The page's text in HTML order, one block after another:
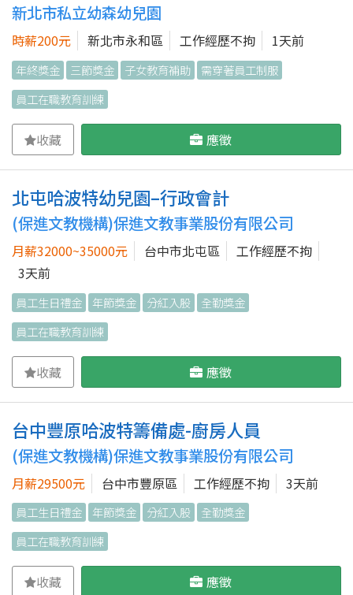
新北市私立幼森幼兒園
時薪200元 新北市永和區 工作經歷不拘 1天前
年終獎金 三節獎金 子女教育補助
需穿著員工制服
員工在職教育訓練
收藏 應徵
北屯哈波特幼兒園–行政會計
(保進文教機構)保進文教事業股份有限公司
月薪32000~35000元 台中市北屯區
工作經歷不拘
3天前
員工生日禮金 年節獎金 分紅入股
全勤獎金
員工在職教育訓練
收藏 應徵
台中豐原哈波特籌備處-廚房人員
(保進文教機構)保進文教事業股份有限公司
月薪29500元 台中市豐原區 工作經歷不拘 3天前
員工生日禮金 年節獎金 分紅入股
全勤獎金
員工在職教育訓練
收藏 應徵